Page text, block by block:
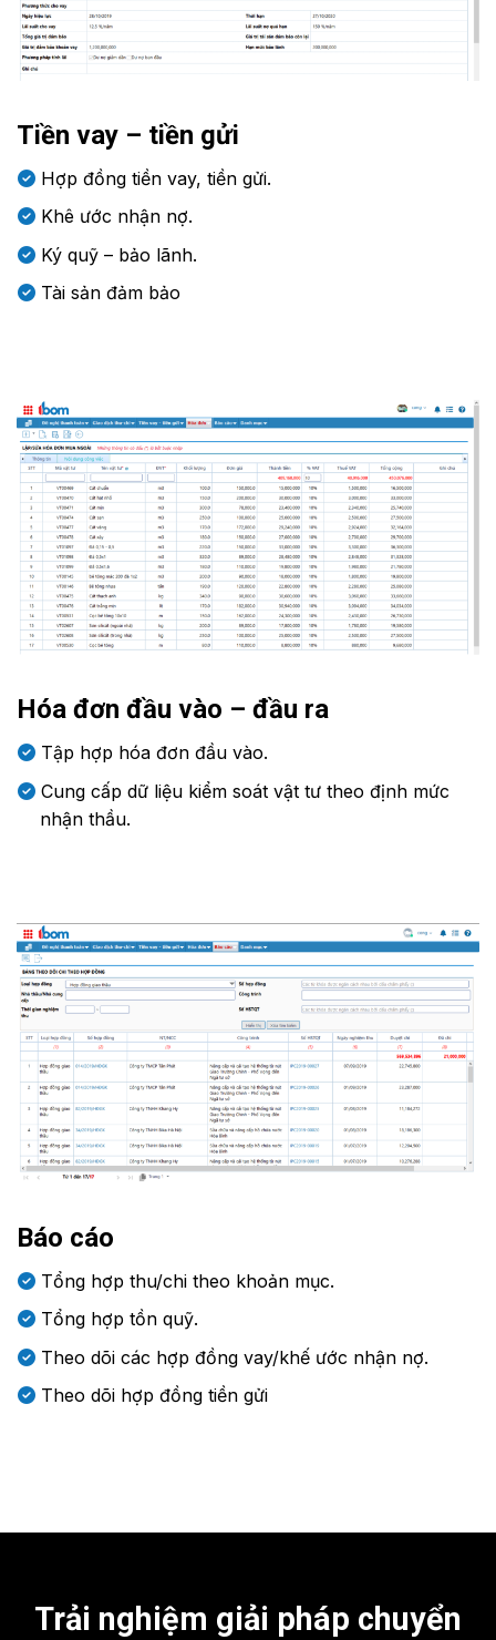
Tiền vay – tiền gửi
Hợp đồng tiền vay, tiền gửi.
Khê ước nhận nợ.
Ký quỹ – bảo lãnh.
Tài sản đảm bảo
Hóa đơn đầu vào – đầu ra
Tập hợp hóa đơn đầu vào.
Cung cấp dữ liệu kiểm soát vật tư theo định mức
nhận thầu.
Báo cáo
Tổng hợp thu/chi theo khoản mục.
Tổng hợp tồn quỹ.
Theo dõi các hợp đồng vay/khế ước nhận nợ.
Theo dõi hợp đồng tiền gửi
Trải nghiệm giải pháp chuyển